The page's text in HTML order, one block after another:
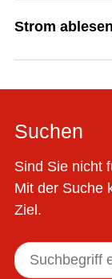
Strom ablesen
Suchen
Sind Sie nicht
Mit der Suche
Ziel.